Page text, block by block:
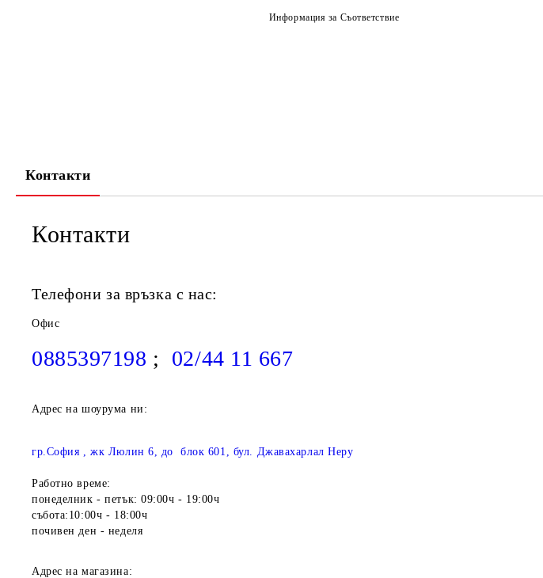
Информация за Съответствие
Контакти
Контакти
Телефони за връзка с нас:
Офис
0885397198 ; 02/44 11 667
Адрес на шоурума ни:
гр.София , жк Люлин 6, до блок 601, бул. Джавахарлал Неру
Работно време:
понеделник - петък: 09:00ч - 19:00ч
събота:10:00ч - 18:00ч
почивен ден - неделя
Адрес на магазина: